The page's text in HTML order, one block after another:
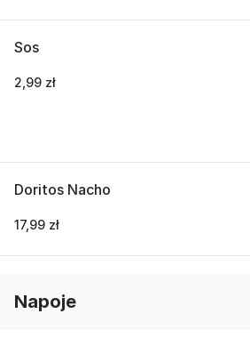
Sos
2,99 zł
Doritos Nacho
17,99 zł
Napoje